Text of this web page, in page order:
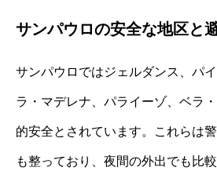
サンパウロの安全な地区と
サンパウロではジェルダンス、パ
ラ・マデレナ、パライーゾ、ベラ
的安全とされています。これらは
も整っており、夜間の外出でも比